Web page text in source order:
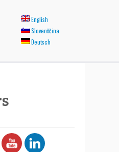
English
Slovenščina
Deutsch